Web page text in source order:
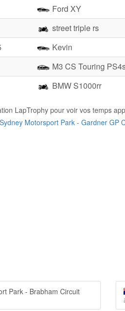
Ford XY
street triple rs
Kevin
M3 CS Touring
BMW S1000rr
LapTrophy pour voir vos temps
Motorsport Park - Gardner GP
Park - Brabham Circuit